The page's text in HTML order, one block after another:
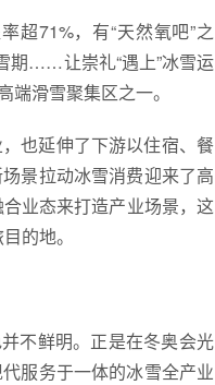
超71%，有“天然氧吧”之
期……让崇礼“遇上”冰雪运
滑雪聚集区之一。
也延伸了下游以住宿、餐
景拉动冰雪消费迎来了高
业态来打造产业场景，这
的地。
不鲜明。正是在冬奥会光
服务于一体的冰雪全产业